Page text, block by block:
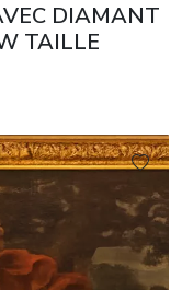
DIAMANT
TAILLE